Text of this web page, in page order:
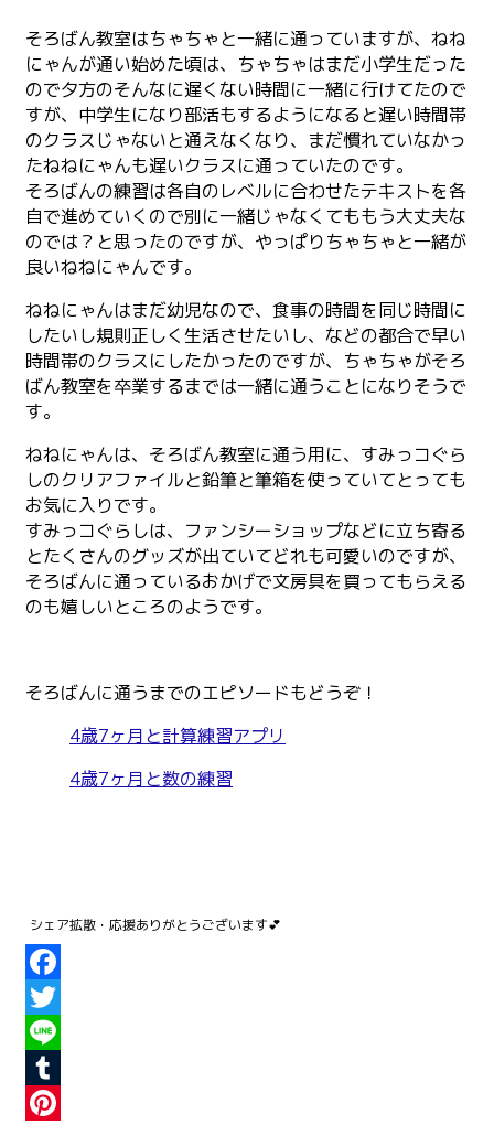
そろばん教室はちゃちゃと一緒に通っていますが、ねね
にゃんが通い始めた頃は、ちゃちゃはまだ小学生だった
ので夕方のそんなに遅くない時間に一緒に行けてたので
すが、中学生になり部活もするようになると遅い時間帯
のクラスじゃないと通えなくなり、まだ慣れていなかっ
たねねにゃんも遅いクラスに通っていたのです。
そろばんの練習は各自のレベルに合わせたテキストを各
自で進めていくので別に一緒じゃなくてももう大丈夫な
のでは？と思ったのですが、やっぱりちゃちゃと一緒が
良いねねにゃんです。
ねねにゃんはまだ幼児なので、食事の時間を同じ時間に
したいし規則正しく生活させたいし、などの都合で早い
時間帯のクラスにしたかったのですが、ちゃちゃがそろ
ばん教室を卒業するまでは一緒に通うことになりそうで
す。
ねねにゃんは、そろばん教室に通う用に、すみっコぐら
しのクリアファイルと鉛筆と筆箱を使っていてとっても
お気に入りです。
すみっコぐらしは、ファンシーショップなどに立ち寄る
とたくさんのグッズが出ていてどれも可愛いのですが、
そろばんに通っているおかげで文房具を買ってもらえる
のも嬉しいところのようです。
そろばんに通うまでのエピソードもどうぞ！
4歳7ヶ月と計算練習アプリ
4歳7ヶ月と数の練習
Facebook
Twitter
Line
Tumblr